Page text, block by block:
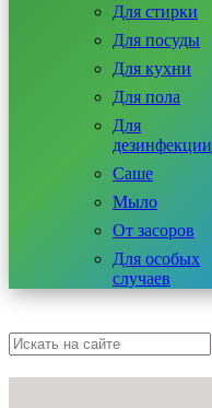
Для стирки
Для посуды
Для кухни
Для пола
Для
дезинфекции
Саше
Мыло
От засоров
Для особых
случаев